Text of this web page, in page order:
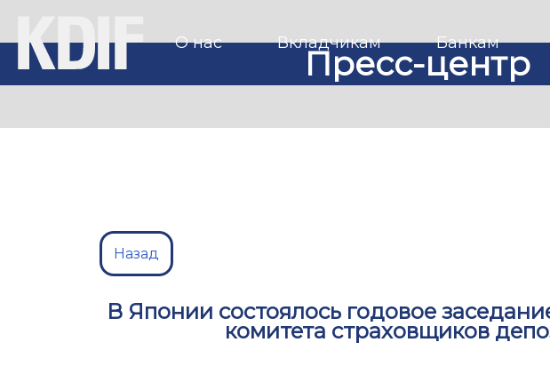
О нас Вкладчикам Банкам
Пресс-центр
Назад
В Японии состоялось годовое
комитета страховщиков